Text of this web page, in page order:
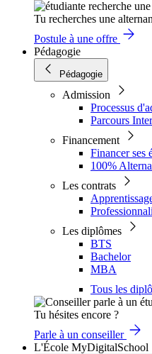
Tu recherches une
Postule à une offre
Pédagogie
Pédagogie
Admission
Processus
Parcours
Financement
Financer ses
100%
Les contrats
Les diplômes
BTS
Bachelor
MBA
Tous les
Tu hésites encore ?
Parle à un conseiller
L'École MyDigitalSchool